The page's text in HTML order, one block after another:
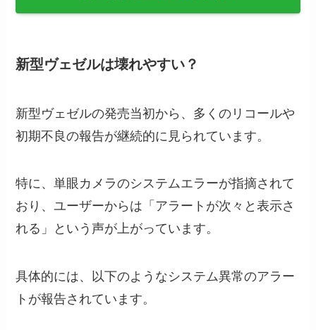
新型ヴェゼルは壊れやすい？
新型ヴェゼルの発売当初から、多くのリコールや
初期不良の報告が継続的に見られています。
特に、単眼カメラのシステムエラーが指摘されて
おり、ユーザーからは「アラートが次々と表示さ
れる」という声が上がっています。
具体的には、以下のようなシステム異常のアラー
トが報告されています。